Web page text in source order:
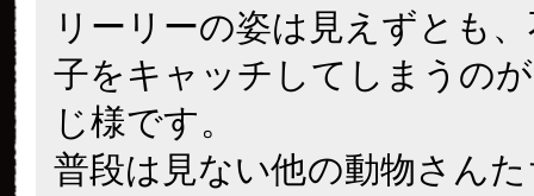
リーリーの姿は見えずとも
子をキャッチしてしまうの
じ様です。
普段は見ない他の動物さん